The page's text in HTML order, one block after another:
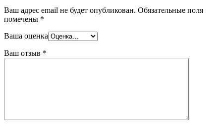
Ваш адрес email не будет опубликован. Обязательные поля
помечены *
Ваша оценка
Ваш отзыв *